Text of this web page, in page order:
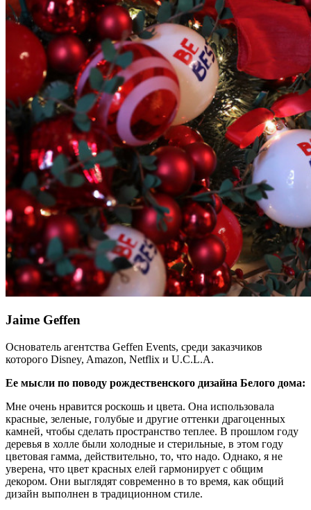
Jaime Geffen
Основатель агентства Geffen Events, среди заказчиков
которого Disney, Amazon, Netflix и U.C.L.A.
Ее мысли по поводу рождественского дизайна Белого дома:
Мне очень нравится роскошь и цвета. Она использовала
красные, зеленые, голубые и другие оттенки драгоценных
камней, чтобы сделать пространство теплее. В прошлом году
деревья в холле были холодные и стерильные, в этом году
цветовая гамма, действительно, то, что надо. Однако, я не
уверена, что цвет красных елей гармонирует с общим
декором. Они выглядят современно в то время, как общий
дизайн выполнен в традиционном стиле.